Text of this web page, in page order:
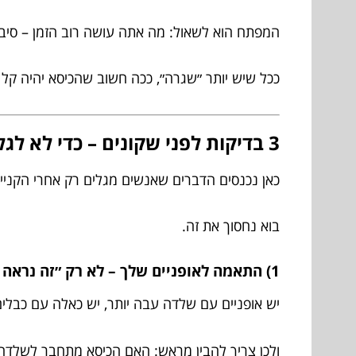
המפתח הוא לשאול: מה אתה עושה רוב הזמן –
ככל שיש יותר ״שגרה״, ככה חשוב שהכיסא יהיה קל
3 בדיקות לפני שקונים – כדי לא לגלות הפתעות בחניה
כאן נכנסים הדברים שאנשים מגלים רק אחרי
בוא נחסוך את זה.
1) התאמה לאופניים שלך – לא רק ״זה נראה אותו דבר״
יש אופניים עם שלדה עבה יותר, יש כאלה עם
ולכן צריך להבין מראש: האם הכיסא מתחבר